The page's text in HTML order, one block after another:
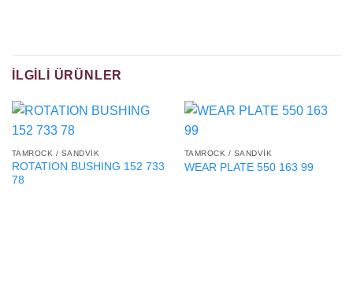
İLGILI ÜRÜNLER
TAMROCK / SANDVIK
ROTATION BUSHING 152 733
78
TAMROCK / SANDVIK
WEAR PLATE 550 163 99